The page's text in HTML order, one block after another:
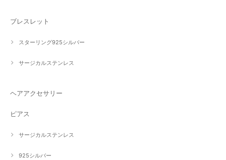
ブレスレット
スターリング925シルバー
サージカルステンレス
ヘアアクセサリー
ピアス
サージカルステンレス
925シルバー